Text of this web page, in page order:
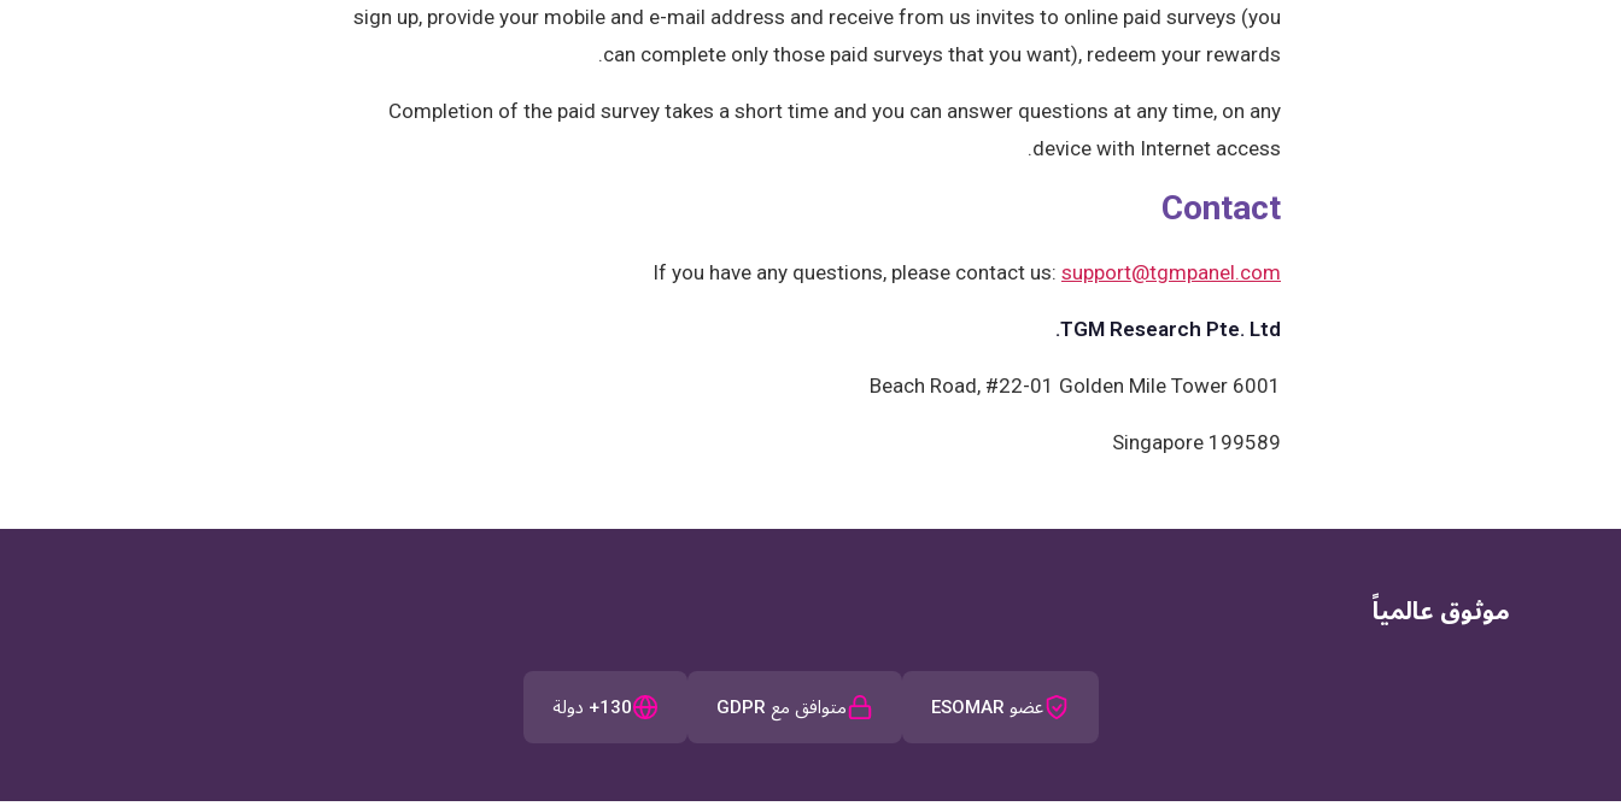
sign up, provide your mobile and e-mail address and receive from us invites to online paid surveys (you
can complete only those paid surveys that you want), redeem your rewards.
Completion of the paid survey takes a short time and you can answer questions at any time, on any
device with Internet access.
Contact
If you have any questions, please contact us: support@tgmpanel.com
TGM Research Pte. Ltd.
6001 Beach Road, #22-01 Golden Mile Tower
Singapore 199589
موثوق عالمياً
عضو ESOMAR متوافق مع GDPR 130+ دولة